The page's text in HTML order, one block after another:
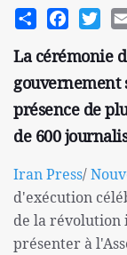
Share Facebook
La cérémonie
gouvernement
présence de
de 600
Iran Press/
d'exécution
de la révolution
présenter à